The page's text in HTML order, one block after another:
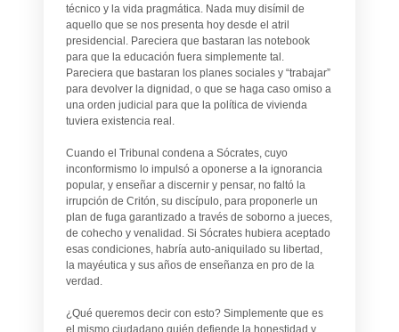
técnico y la vida pragmática. Nada muy disímil de
aquello que se nos presenta hoy desde el atril
presidencial. Pareciera que bastaran las notebook
para que la educación fuera simplemente tal.
Pareciera que bastaran los planes sociales y “trabajar”
para devolver la dignidad, o que se haga caso omiso a
una orden judicial para que la política de vivienda
tuviera existencia real.
Cuando el Tribunal condena a Sócrates, cuyo
inconformismo lo impulsó a oponerse a la ignorancia
popular, y enseñar a discernir y pensar, no faltó la
irrupción de Critón, su discípulo, para proponerle un
plan de fuga garantizado a través de soborno a jueces,
de cohecho y venalidad. Si Sócrates hubiera aceptado
esas condiciones, habría auto-aniquilado su libertad,
la mayéutica y sus años de enseñanza en pro de la
verdad.
¿Qué queremos decir con esto? Simplemente que es
el mismo ciudadano quién defiende la honestidad y